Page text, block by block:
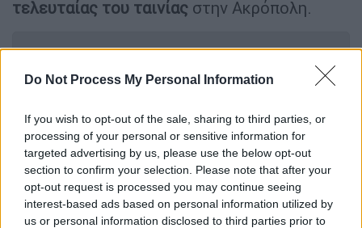
Do Not Process My Personal Information
If you wish to opt-out of the sale, sharing to third parties, or
processing of your personal or sensitive information for
targeted advertising by us, please use the below opt-out
section to confirm your selection. Please note that after your
opt-out request is processed you may continue seeing
interest-based ads based on personal information utilized by
us or personal information disclosed to third parties prior to
τελευταίας του ταινίας στην Ακρόπολη.
ΔΙΑΒΑΣΤΕ ΕΠΙΣΗΣ
19.03.2025 17:40
Γιώργος Κουμεντάκης: Δημόσια
στήριξη στη Συραγώ Τσιάρα για το
βίαιο περιστατικό στην Εθνική
Πινακοθήκη